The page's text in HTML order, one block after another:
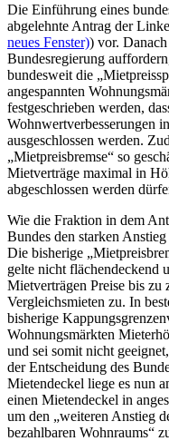
Die Einführung eines
abgelehnte Antrag der
neues Fenster)) vor.
Bundesregierung
bundesweit die
angespannten
festgeschrieben werden,
Wohnwertverbesserungen
ausgeschlossen werden.
„Mietpreisbremse“ so
Mietverträge maximal in
abgeschlossen werden
Wie die Fraktion in dem
Bundes den starken
Die bisherige
gelte nicht flächendeckend
Mietverträgen Preise bis zu
Vergleichsmieten zu. In
bisherige
Wohnungsmärkten
und sei somit nicht
der Entscheidung des
Mietendeckel liege es nun
einen Mietendeckel in
um den „weiteren Anstieg
bezahlbaren Wohnraums“